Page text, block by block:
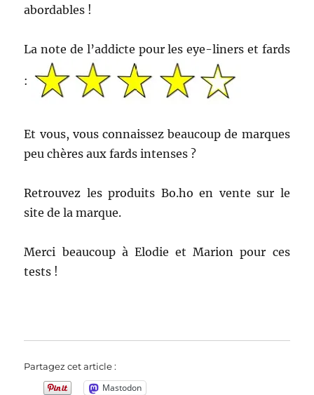
abordables !
La note de l’addicte pour les eye-liners et fards
:
Et vous, vous connaissez beaucoup de marques
peu chères aux fards intenses ?
Retrouvez les produits Bo.ho en vente sur le
site de la marque.
Merci beaucoup à Elodie et Marion pour ces
tests !
Partagez cet article :
Mastodon